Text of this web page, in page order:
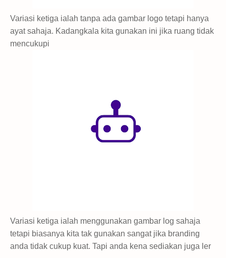
Variasi ketiga ialah tanpa ada gambar logo tetapi hanya
ayat sahaja. Kadangkala kita gunakan ini jika ruang tidak
mencukupi
Variasi ketiga ialah menggunakan gambar log sahaja
tetapi biasanya kita tak gunakan sangat jika branding
anda tidak cukup kuat. Tapi anda kena sediakan juga ler